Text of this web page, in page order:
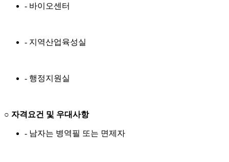
- 바이오센터
- 지역산업육성실
- 행정지원실
○ 자격요건 및 우대사항
- 남자는 병역필 또는 면제자